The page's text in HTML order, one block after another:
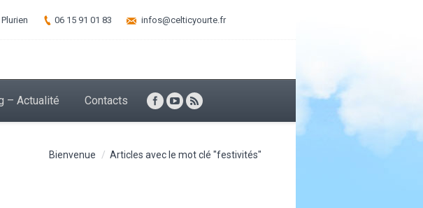
06 15 91 01 83 infos@celticyourte.fr
– Actualité Contacts
Vous êtes ici :Bienvenue Articles avec le mot clé "festivités"